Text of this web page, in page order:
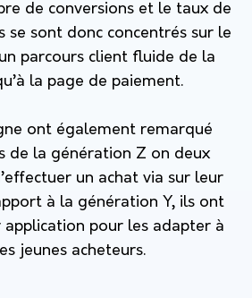
de conversions et le taux de
se sont donc concentrés sur le
parcours client fluide de la
la page de paiement.
ont également remarqué
de la génération Z on deux
un achat via sur leur
à la génération Y, ils ont
pour les adapter à
jeunes acheteurs.